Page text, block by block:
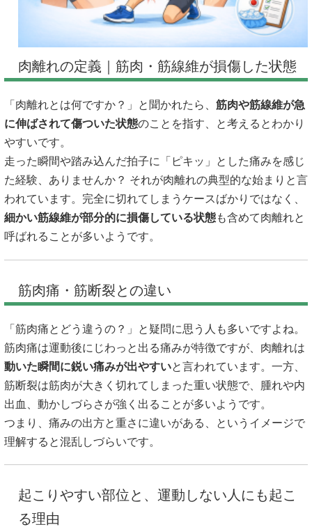
肉離れの定義｜筋肉・筋線維が損傷した状態
「肉離れとは何ですか？」と聞かれたら、 筋肉や筋線維が急
に伸ばされて傷ついた状態のことを指す、と考えるとわかり
やすいです。
走った瞬間や踏み込んだ拍子に「ピキッ」とした痛みを感じ
た経験、ありませんか？ それが肉離れの典型的な始まりと言
われています。完全に切れてしまうケースばかりではなく、
細かい筋線維が部分的に損傷している状態も含めて肉離れと
呼ばれることが多いようです。
筋肉痛・筋断裂との違い
「筋肉痛とどう違うの？」と疑問に思う人も多いですよね。
筋肉痛は運動後にじわっと出る痛みが特徴ですが、肉離れは
動いた瞬間に鋭い痛みが出やすいと言われています。一方、
筋断裂は筋肉が大きく切れてしまった重い状態で、腫れや内
出血、動かしづらさが強く出ることが多いようです。
つまり、痛みの出方と重さに違いがある、というイメージで
理解すると混乱しづらいです。
起こりやすい部位と、運動しない人にも起こ
る理由